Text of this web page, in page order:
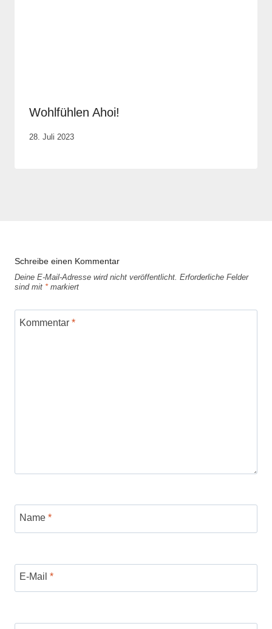
Wohlfühlen Ahoi!
Von
28. Juli 2023
Schreibe einen Kommentar
Deine E-Mail-Adresse wird nicht veröffentlicht. Erforderliche Felder
sind mit *markiert
Kommentar *
Name *
E-Mail *